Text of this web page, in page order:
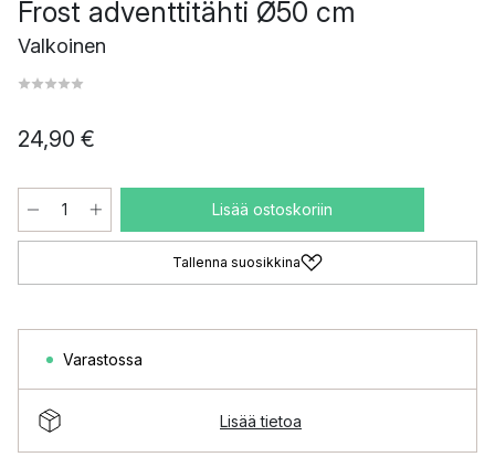
Frost adventtitähti Ø50 cm
Valkoinen
24,90 €
Lisää ostoskoriin
Tallenna suosikkina
Varastossa
Lisää tietoa